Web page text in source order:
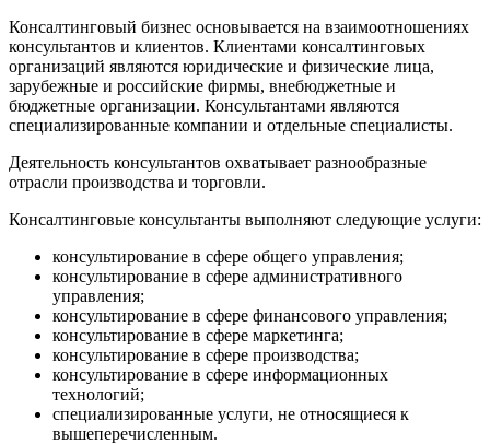
Консалтинговый бизнес основывается на взаимоотношениях
консультантов и клиентов. Клиентами консалтинговых
организаций являются юридические и физические лица,
зарубежные и российские фирмы, внебюджетные и
бюджетные организации. Консультантами являются
специализированные компании и отдельные специалисты.
Деятельность консультантов охватывает разнообразные
отрасли производства и торговли.
Консалтинговые консультанты выполняют следующие услуги:
консультирование в сфере общего управления;
консультирование в сфере административного
управления;
консультирование в сфере финансового управления;
консультирование в сфере маркетинга;
консультирование в сфере производства;
консультирование в сфере информационных
технологий;
специализированные услуги, не относящиеся к
вышеперечисленным.